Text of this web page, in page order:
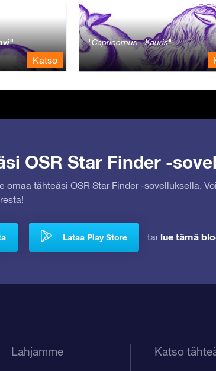
Katso
Capricornus - Kauris
OSR Star Finder -
omaa tähteäsi OSR Star Finder -sovelluksella.
!
Lataa Play Store tai lue tämä
Lahjamme Katso